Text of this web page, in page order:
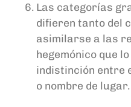
Las categorías
difieren tanto del
asimilarse a las
hegemónico que
indistinción entre
o nombre de lugar.